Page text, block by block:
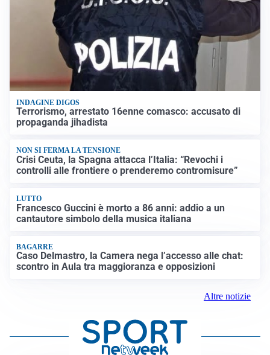
INDAGINE DIGOS
Terrorismo, arrestato 16enne comasco: accusato di
propaganda jihadista
NON SI FERMA LA TENSIONE
Crisi Ceuta, la Spagna attacca l’Italia: “Revochi i
controlli alle frontiere o prenderemo contromisure”
LUTTO
Francesco Guccini è morto a 86 anni: addio a un
cantautore simbolo della musica italiana
BAGARRE
Caso Delmastro, la Camera nega l’accesso alle chat:
scontro in Aula tra maggioranza e opposizioni
Altre notizie